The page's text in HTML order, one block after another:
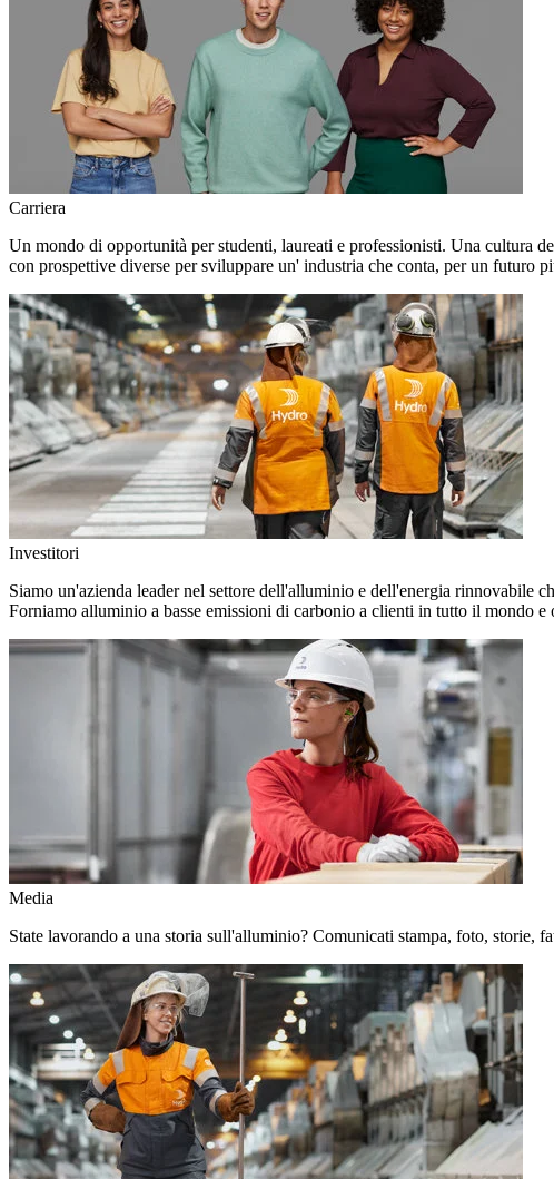
Carriera
Un mondo di opportunità per studenti, laureati e professionisti. Una cultura
con prospettive diverse per sviluppare un' industria che conta, per un futuro
Investitori
Siamo un'azienda leader nel settore dell'alluminio e dell'energia rinnovabile
Forniamo alluminio a basse emissioni di carbonio a clienti in tutto il mondo
Media
State lavorando a una storia sull'alluminio? Comunicati stampa, foto, storie,